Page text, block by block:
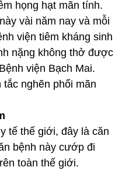
họng hạt mãn tính.
vài năm nay và mỗi
viện tiêm kháng sinh
nặng không thở được
viện Bạch Mai.
nghẽn phổi mãn
tế thế giới, đây là căn
bệnh này cướp đi
toàn thế giới.